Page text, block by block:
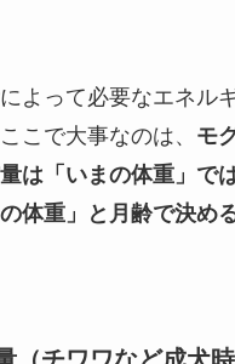
よって必要なエネル
こで大事なのは、 モ
は「いまの体重」で
体重」と月齢で決め